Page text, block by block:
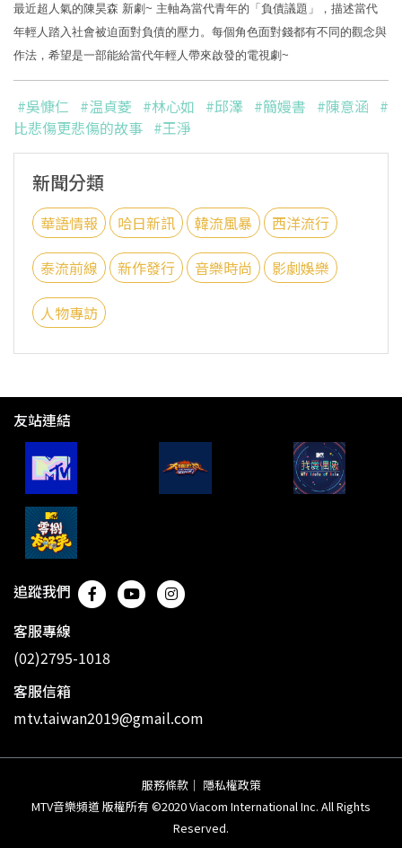
最近超人氣的陳昊森 新劇~ 主軸為當代青年的「負債議題」，描述當代
年輕人踏入社會被迫面對負債的壓力。每個角色面對錢都有不同的觀念與
作法，希望是一部能給當代年輕人帶來啟發的電視劇~
#吳慷仁 #温貞菱 #林心如 #邱澤 #簡嫚書 #陳意涵 #
比悲傷更悲傷的故事 #王淨
新聞分類
華語情報 哈日新訊 韓流風暴 西洋流行
泰流前線 新作發行 音樂時尚 影劇娛樂
人物專訪
友站連結
追蹤我們
客服專線
(02)2795-1018
客服信箱
mtv.taiwan2019@gmail.com
服務條款 ｜ 隱私權政策
MTV音樂頻道 版權所有 ©2020 Viacom International Inc. All Rights
Reserved.